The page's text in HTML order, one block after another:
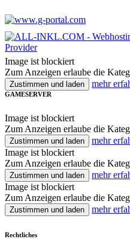
Image ist blockiert
Zum Anzeigen erlaube die
Zustimmen und laden mehr
GAMESERVER
Image ist blockiert
Zum Anzeigen erlaube die
Zustimmen und laden
mehr
Image ist blockiert
Zum Anzeigen erlaube die
Zustimmen und laden
mehr
Image ist blockiert
Zum Anzeigen erlaube die
Zustimmen und laden mehr
Rechtliches